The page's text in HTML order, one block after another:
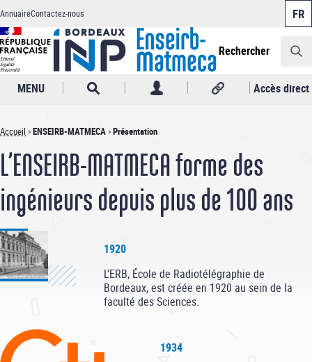
Aller
au
contenu
principal
Header
AnnuaireContactez-nous
Rechercher
MENU Accès direct
Fil
d'Ariane
Accueil ENSEIRB-MATMECA Présentation
L’ENSEIRB-MATMECA forme des
ingénieurs depuis plus de 100 ans
1920
L’ERB, École de Radiotélégraphie de
Bordeaux, est créée en 1920 au sein de la
faculté des Sciences.
1934
Panneau de gestion des cookies